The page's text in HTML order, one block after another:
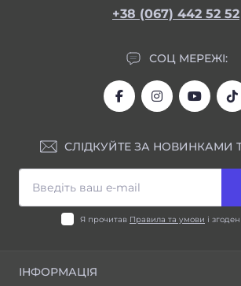
+38 (067) 442 52 52
СОЦ МЕРЕЖІ:
СЛІДКУЙТЕ ЗА НОВИНКАМИ
Я прочитав Правила та умови і
ІНФОРМАЦІЯ